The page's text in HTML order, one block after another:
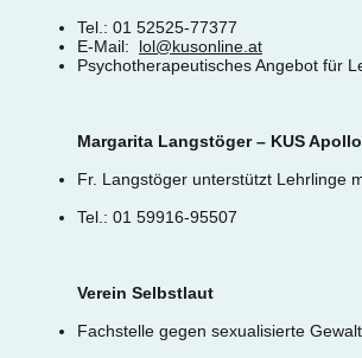
Tel.: 01 52525-77377
E-Mail: lol@kusonline.at
Psychotherapeutisches Angebot für
Margarita Langstöger – KUS
Fr. Langstöger unterstützt Lehrlinge
Tel.: 01 59916-95507
Verein Selbstlaut
Fachstelle gegen sexualisierte